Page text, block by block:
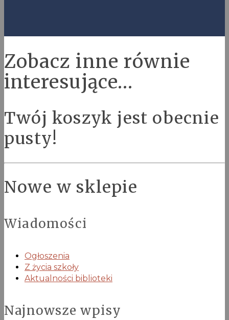
Zobacz inne równie
interesujące…
Twój koszyk jest obecnie
pusty!
Nowe w sklepie
Wiadomości
Ogłoszenia
Z życia szkoły
Aktualności biblioteki
Najnowsze wpisy